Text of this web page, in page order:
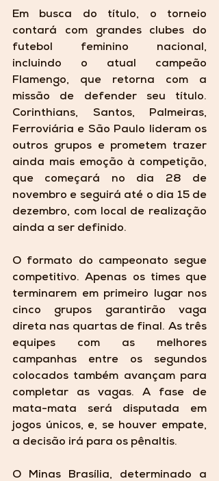
Em busca do título, o torneio
contará com grandes clubes do
futebol feminino nacional,
incluindo o atual campeão
Flamengo, que retorna com a
missão de defender seu título.
Corinthians, Santos, Palmeiras,
Ferroviária e São Paulo lideram os
outros grupos e prometem trazer
ainda mais emoção à competição,
que começará no dia 28 de
novembro e seguirá até o dia 15 de
dezembro, com local de realização
ainda a ser definido.
O formato do campeonato segue
competitivo. Apenas os times que
terminarem em primeiro lugar nos
cinco grupos garantirão vaga
direta nas quartas de final. As três
equipes com as melhores
campanhas entre os segundos
colocados também avançam para
completar as vagas. A fase de
mata-mata será disputada em
jogos únicos, e, se houver empate,
a decisão irá para os pênaltis.
O Minas Brasília, determinado a